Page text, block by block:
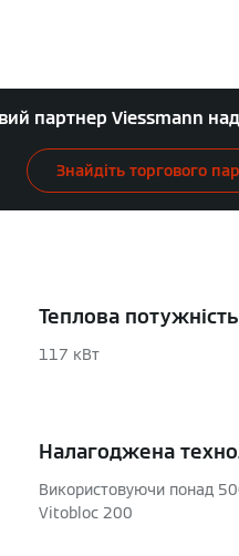
партнер Viessmann
Знайдіть торгового
Теплова потужність
117 кВт
Налагоджена
Використовуючи понад
Vitobloc 200